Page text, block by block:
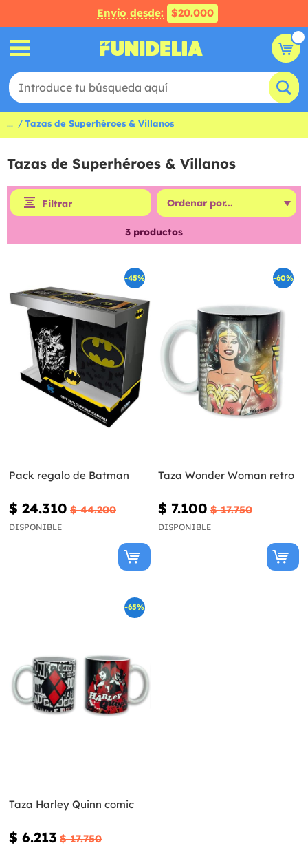
Envío desde: $20.000
... Tazas de Superhéroes & Villanos
Tazas de Superhéroes & Villanos
Filtrar
3 productos
-45%
Pack regalo de Batman
$ 24.310 $ 44.200
DISPONIBLE
-60%
Taza Wonder Woman retro
$ 7.100 $ 17.750
DISPONIBLE
-65%
Taza Harley Quinn comic
$ 6.213 $ 17.750